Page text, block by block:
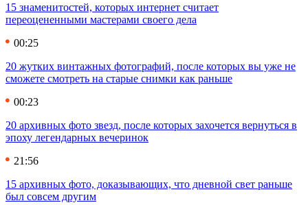
15 знаменитостей, которых интернет считает
переоцененными мастерами своего дела
00:25
20 жутких винтажных фотографий, после которых вы уже не
сможете смотреть на старые снимки как раньше
00:23
20 архивных фото звезд, после которых захочется вернуться в
эпоху легендарных вечеринок
21:56
15 архивных фото, доказывающих, что дневной свет раньше
был совсем другим